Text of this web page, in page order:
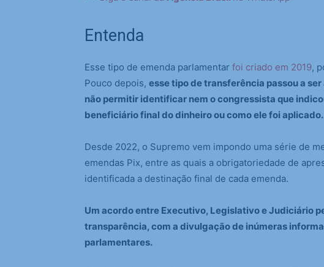
Entenda
Esse tipo de emenda parlamentar foi criado em 2019,
Pouco depois, esse tipo de transferência passou a
não permitir identificar nem o congressista que
beneficiário final do dinheiro ou como ele foi aplicado.
Desde 2022, o Supremo vem impondo uma série de
emendas Pix, entre as quais a obrigatoriedade de
identificada a destinação final de cada emenda.
Um acordo entre Executivo, Legislativo e Judiciário
transparência, com a divulgação de inúmeras
parlamentares.